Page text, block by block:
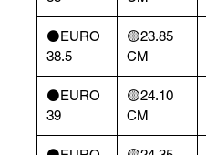
⚫️EURO
38.5
🟡23.85
CM
⚫️EURO
39
🟡24.10
CM